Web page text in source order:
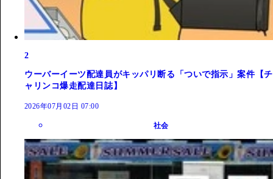
2
ウーバーイーツ配達員がキッパリ断る「ついで指示」案件【チ
ャリンコ爆走配達日誌】
2026年07月02日 07:00
社会